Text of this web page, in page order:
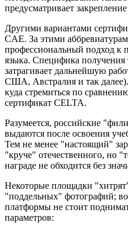
предусматривает
Другими вариантами
CAE. За этими
профессиональный подход к
языка. Специфика получения
затрагивает дальнейшую
США, Австралия и так
куда стремиться по
сертификат CELTA.
Разумеется, российские
выдаются после освоения
Тем не менее "настоящий"
"круче" отечественного, но
награде не обходится без
Некоторые площадки
"поддельных" фотографий;
платформы не стоит
параметров: